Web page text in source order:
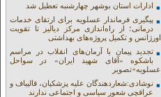
ادارات استان بوشهر چهارشنبه تعطیل شد
پیگیری فرماندار عسلویه برای ارتقای خدمات
درمانی؛ از راه‌اندازی مرکز دیالیز تا تقویت
اورژانس و تکمیل پروژه‌های بهداشتی
تجدید پیمان با آرمان‌های انقلاب در مراسم
باشکوه «آقای شهید ایران» در سواحل
عسلویه+تصویر
نوشادی:شعاردهندگان علیه پزشکیان، قالیباف و
عراقچی شعور سیاسی و اجتماعی ندارند